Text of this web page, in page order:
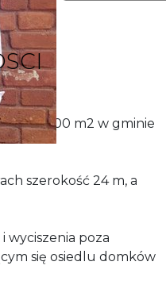
1200 m2 w gminie
szerokość 24 m, a
wyciszenia poza
się osiedlu domków